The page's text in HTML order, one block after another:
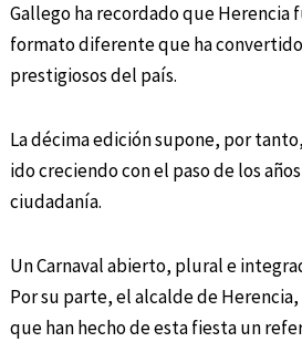
Gallego ha recordado que
formato diferente que ha convertido
prestigiosos del país.
La décima edición supone, por
ido creciendo con el paso de los
ciudadanía.
Un Carnaval abierto, plural e
Por su parte, el alcalde de
que han hecho de esta fiesta un